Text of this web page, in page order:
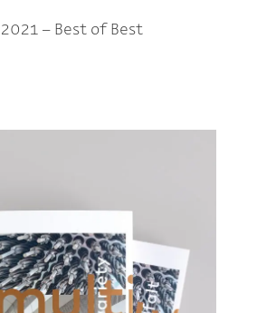
– Best of Best